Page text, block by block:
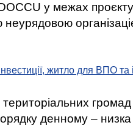
у межах
неурядовою
житло для ВПО
громад
денному –